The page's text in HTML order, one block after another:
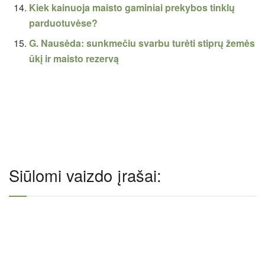
Kiek kainuoja maisto gaminiai prekybos tinklų
parduotuvėse?
G. Nausėda: sunkmečiu svarbu turėti stiprų žemės
ūkį ir maisto rezervą
Siūlomi vaizdo įrašai: